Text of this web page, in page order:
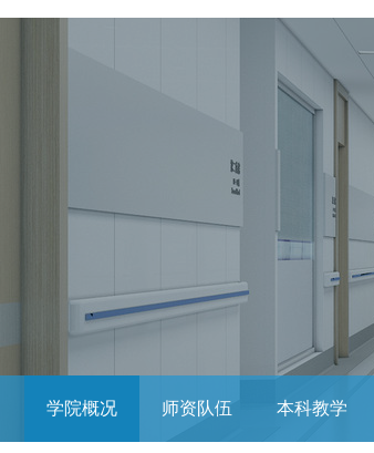
学院概况 师资队伍 本科教学